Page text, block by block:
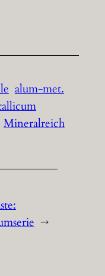
alum-met.
Mineralreich
→